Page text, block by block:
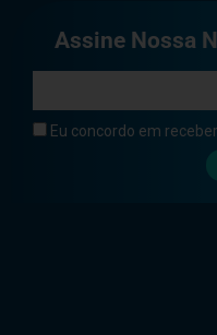
Assine Nossa
Eu concordo em